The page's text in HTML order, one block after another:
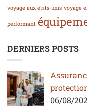
voyage aux états-unis voyage
performant
DERNIERS POSTS
06/08/